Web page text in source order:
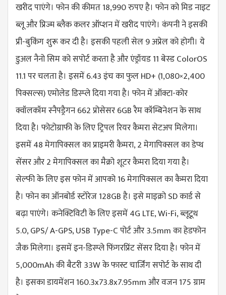
खरीद पाएंगे। फोन की कीमत 18,990 रुपए है। फोन को मिड नाइट
ब्लू और प्रिज्म ब्लैक कलर ऑप्शन में खरीद पाएंगे। कंपनी ने इसकी
प्री-बुकिंग शुरू कर दी है। इसकी पहली सेल 9 अप्रेल को होगी। ये
डुअल नैनो सिम को सपोर्ट करता है और एंड्रॉयड 11 बेस्ड ColorOS
11.1 पर चलता है। इसमें 6.43 इंच का फुल HD+ (1,080×2,400
पिक्सल्स) एमोलेड डिस्प्ले दिया गया है। फोन में ऑक्टा-कोर
क्वॉलकॉम स्नैपड्रैगन 662 प्रोसेसर 6GB रैम कॉम्बिनेशन के साथ
दिया है। फोटोग्राफी के लिए ट्रिपल रियर कैमरा सेटअप मिलेगा।
इसमें 48 मेगापिक्सल का प्राइमरी कैमरा, 2 मेगापिक्सल का डेप्थ
सेंसर और 2 मेगापिक्सल का मैक्रो शूटर कैमरा दिया गया है।
सेल्फी के लिए इस फोन में आपको 16 मेगापिक्सल का कैमरा दिया
है। फोन का ऑनबोर्ड स्टोरेज 128GB है। इसे माइक्रो SD कार्ड से
बढ़ा पाएंगे। कनेक्टिविटी के लिए इसमें 4G LTE, Wi-Fi, ब्लूटूथ
5.0, GPS/ A-GPS, USB Type-C पोर्ट और 3.5mm का हेडफोन
जैक मिलेगा। इसमें इन-डिस्प्ले फिंगरप्रिंट सेंसर दिया है। फोन में
5,000mAh की बैटरी 33W के फास्ट चार्जिंग सपोर्ट के साथ दी
है। इसका डायमेंशन 160.3x73.8x7.95mm और वजन 175 ग्राम